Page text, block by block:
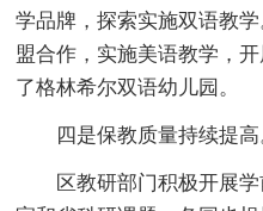
学品牌，探索实施双语教
盟合作，实施美语教学，
了格林希尔双语幼儿园。
四是保教质量持续提高
区教研部门积极开展学